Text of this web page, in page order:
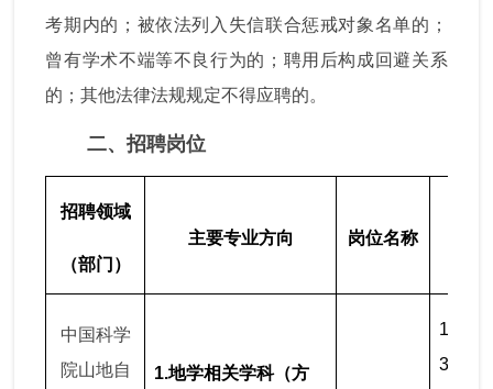
考期内的；被依法列入失信联合惩戒对象名单的；
曾有学术不端等不良行为的；聘用后构成回避关系
的；其他法律法规规定不得应聘的。
二、招聘岗位
招聘领域
（部门）
主要专业方向 岗位名称
中国科学
院山地自
1.地学相关学科（方
1. 截
31日